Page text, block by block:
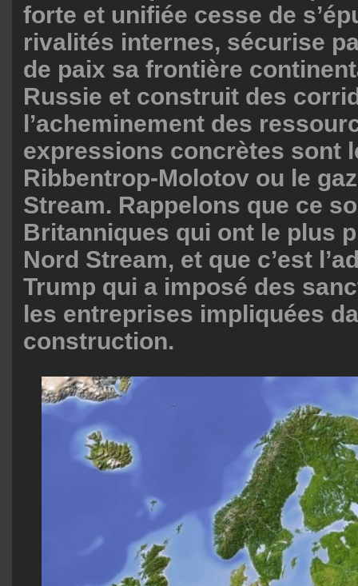
forte et unifiée cesse de
rivalités internes, sécurise
de paix sa frontière
Russie et construit des
l’acheminement des
expressions concrètes sont
Ribbentrop-Molotov ou le
Stream. Rappelons que ce
Britanniques qui ont le plus
Nord Stream, et que c’est
Trump qui a imposé des
les entreprises impliquées
construction.